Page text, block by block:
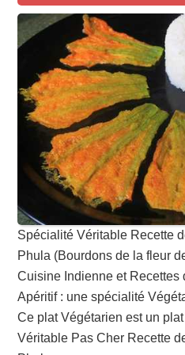
Spécialité Véritable Recette
Phula (Bourdons de la fleur
Cuisine Indienne et Recettes
Apéritif : une spécialité
Ce plat Végétarien est un
Véritable Pas Cher Recette